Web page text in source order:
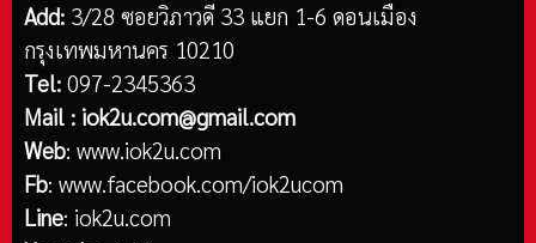
Add: 3/28 ซอยวิภาวดี 33 แยก 1-6 ดอนเมือง
กรุงเทพมหานคร 10210
Tel: 097-2345363
Mail : iok2u.com@gmail.com
Web: www.iok2u.com
Fb: www.facebook.com/iok2ucom
Line: iok2u.com